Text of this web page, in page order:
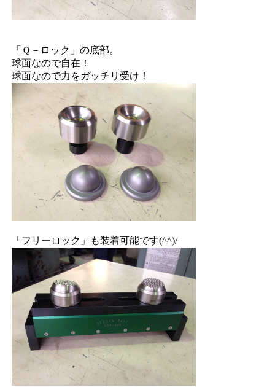
「Ｑ－ロック」の底部。
球面なので自在！
球面なので力をガッチリ受け！
「フリーロック」も装着可能です(^^)/